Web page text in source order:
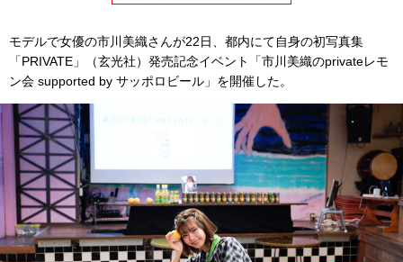
モデルで女優の市川美織さんが22日、都内にて自身の初写真集
「PRIVATE」（玄光社）発売記念イベント「市川美織のprivateレモ
ン会 supported by サッポロビール」を開催した。